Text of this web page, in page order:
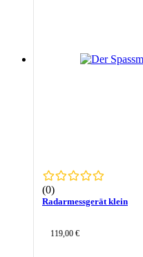
(0)
Radarmessgerät klein
119,00 €